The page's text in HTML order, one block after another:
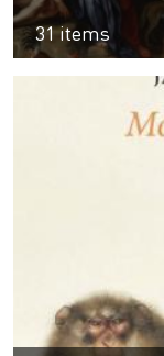
31 items